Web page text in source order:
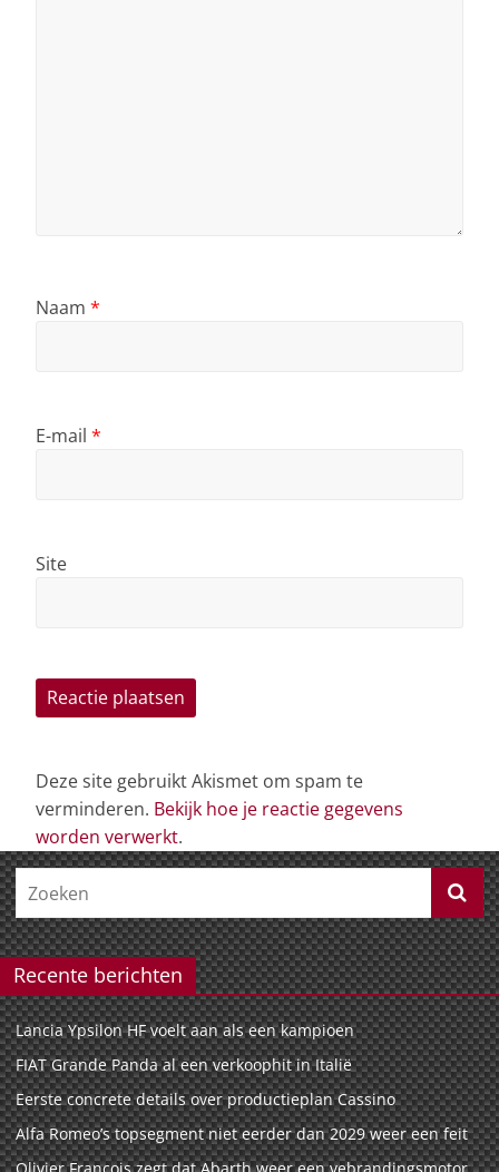
Naam *
E-mail *
Site
Deze site gebruikt Akismet om spam te
verminderen. Bekijk hoe je reactie gegevens
worden verwerkt.
Recente berichten
Lancia Ypsilon HF voelt aan als een kampioen
FIAT Grande Panda al een verkoophit in Italië
Eerste concrete details over productieplan Cassino
Alfa Romeo’s topsegment niet eerder dan 2029 weer een feit